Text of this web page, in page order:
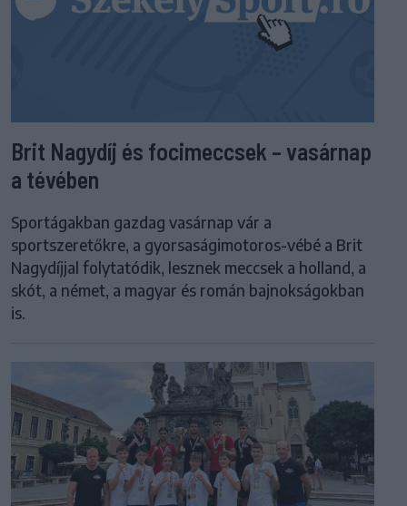
Brit Nagydíj és focimeccsek – vasárnap
a tévében
Sportágakban gazdag vasárnap vár a
sportszeretőkre, a gyorsaságimotoros-vébé a Brit
Nagydíjjal folytatódik, lesznek meccsek a holland, a
skót, a német, a magyar és román bajnokságokban
is.